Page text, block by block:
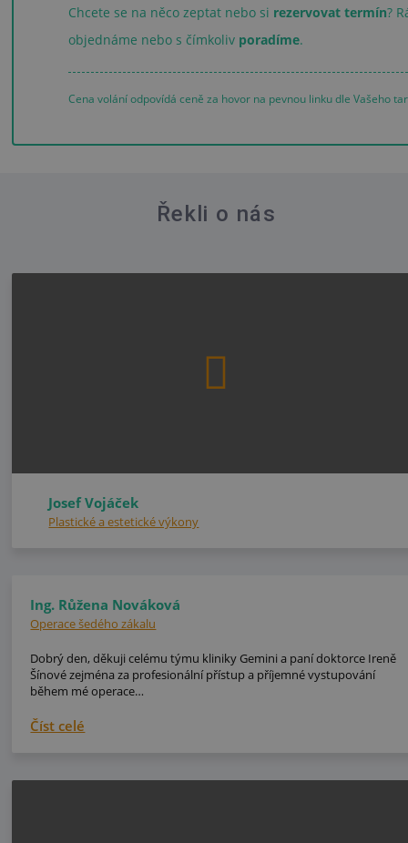
Chcete se na něco zeptat nebo si rezervovat termín?
objednáme nebo s čímkoliv poradíme.
Cena volání odpovídá ceně za hovor na pevnou linku dle Vašeho
Řekli o nás
Josef Vojáček
Plastické a estetické výkony
Ing. Růžena Nováková
Operace šedého zákalu
Dobrý den, děkuji celému týmu kliniky Gemini a paní doktorce Ireně
Šínové zejména za profesionální přístup a příjemné vystupování
během mé operace…
Číst celé